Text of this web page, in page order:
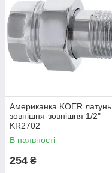
Американка KOER латунь
зовнішня-зовнішня 1/2"
KR2702
В наявності
254 ₴